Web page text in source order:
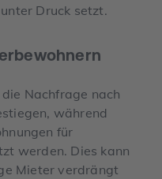
Druck setzt.
Nachfrage nach
während
für
werden. Dies kann
Mieter verdrängt